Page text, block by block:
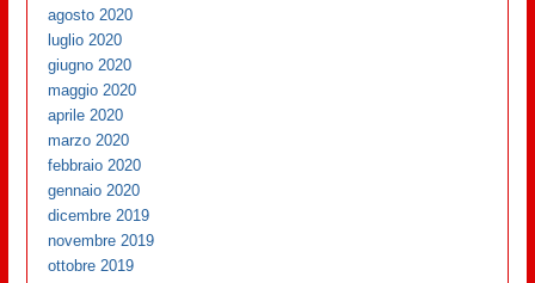
agosto 2020
luglio 2020
giugno 2020
maggio 2020
aprile 2020
marzo 2020
febbraio 2020
gennaio 2020
dicembre 2019
novembre 2019
ottobre 2019